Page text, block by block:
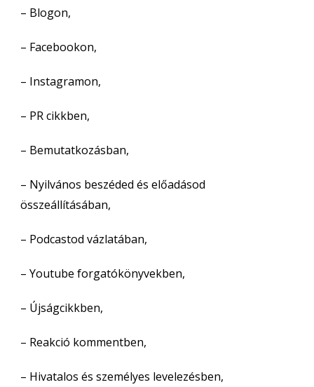
– Blogon,
– Facebookon,
– Instagramon,
– PR cikkben,
– Bemutatkozásban,
– Nyilvános beszéded és előadásod
összeállításában,
– Podcastod vázlatában,
– Youtube forgatókönyvekben,
– Újságcikkben,
– Reakció kommentben,
– Hivatalos és személyes levelezésben,